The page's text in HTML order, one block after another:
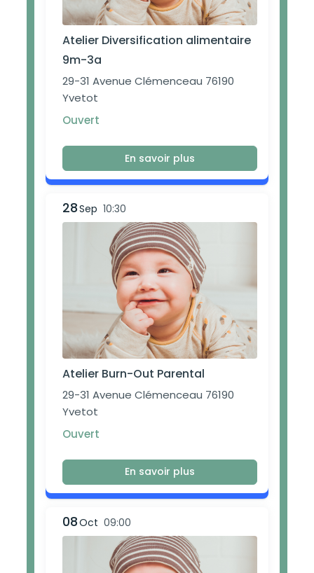
Atelier Diversification alimentaire
9m-3a
29-31 Avenue Clémenceau 76190
Yvetot
Ouvert
En savoir plus
28Sep 10:30
Atelier Burn-Out Parental
29-31 Avenue Clémenceau 76190
Yvetot
Ouvert
En savoir plus
08Oct 09:00